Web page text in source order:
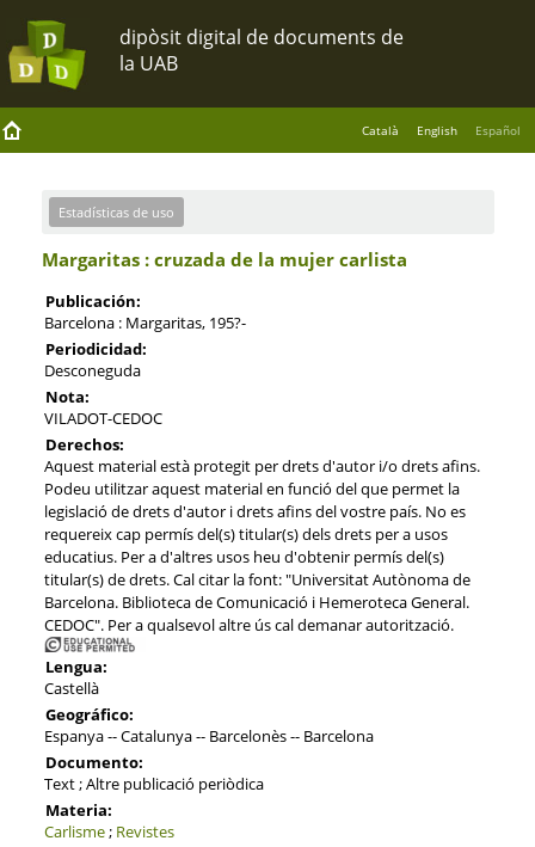
Català English Español
Estadísticas de uso
Margaritas : cruzada de la mujer carlista
Publicación:
Barcelona : Margaritas, 195?-
Periodicidad:
Desconeguda
Nota:
VILADOT-CEDOC
Derechos:
Aquest material està protegit per drets d'autor i/o drets afins.
Podeu utilitzar aquest material en funció del que permet la
legislació de drets d'autor i drets afins del vostre país. No es
requereix cap permís del(s) titular(s) dels drets per a usos
educatius. Per a d'altres usos heu d'obtenir permís del(s)
titular(s) de drets. Cal citar la font: "Universitat Autònoma de
Barcelona. Biblioteca de Comunicació i Hemeroteca General.
CEDOC". Per a qualsevol altre ús cal demanar autorització.
Lengua:
Castellà
Geográfico:
Espanya -- Catalunya -- Barcelonès -- Barcelona
Documento:
Text ; Altre publicació periòdica
Materia:
Carlisme; Revistes